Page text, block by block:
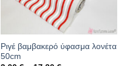
Ριγέ βαμβακερό ύφασμα λονέτα
50cm